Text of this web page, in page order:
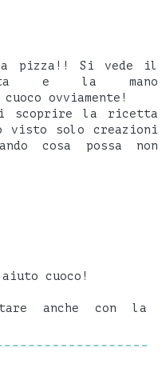
pizza!! Si vede il
e la mano
ovviamente!
scoprire la ricetta
visto solo creazioni
cosa possa non
cuoco!
anche con la